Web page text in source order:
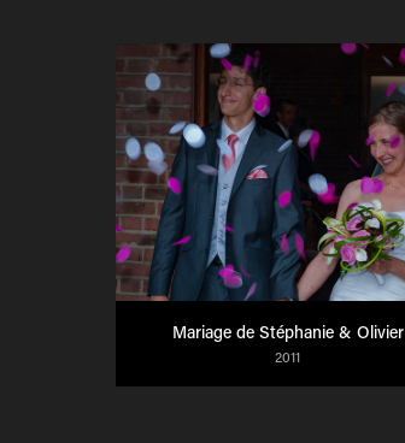
Mariage de Stéphanie & Olivier
2011